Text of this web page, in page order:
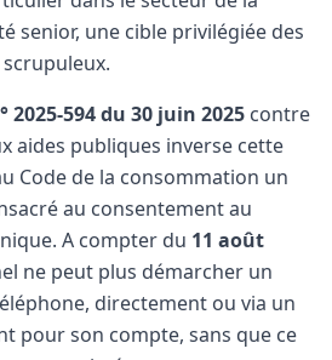
senior, une cible privilégiée des
2025-594 du 30 juin 2025 contre
aides publiques inverse cette
Code de la consommation un
au consentement au
A compter du 11 août
ne peut plus démarcher un
directement ou via un
pour son compte, sans que ce